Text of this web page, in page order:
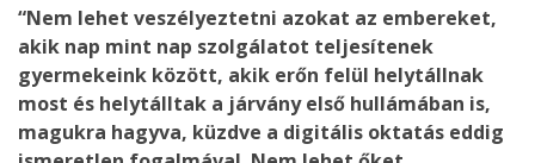
“Nem lehet veszélyeztetni azokat az embereket,
akik nap mint nap szolgálatot teljesítenek
gyermekeink között, akik erőn felül helytállnak
most és helytálltak a járvány első hullámában is,
magukra hagyva, küzdve a digitális oktatás eddig